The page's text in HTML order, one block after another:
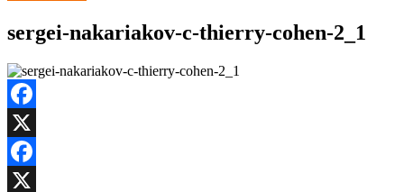
sergei-nakariakov-c-thierry-cohen-2_1
Facebook
X
Facebook